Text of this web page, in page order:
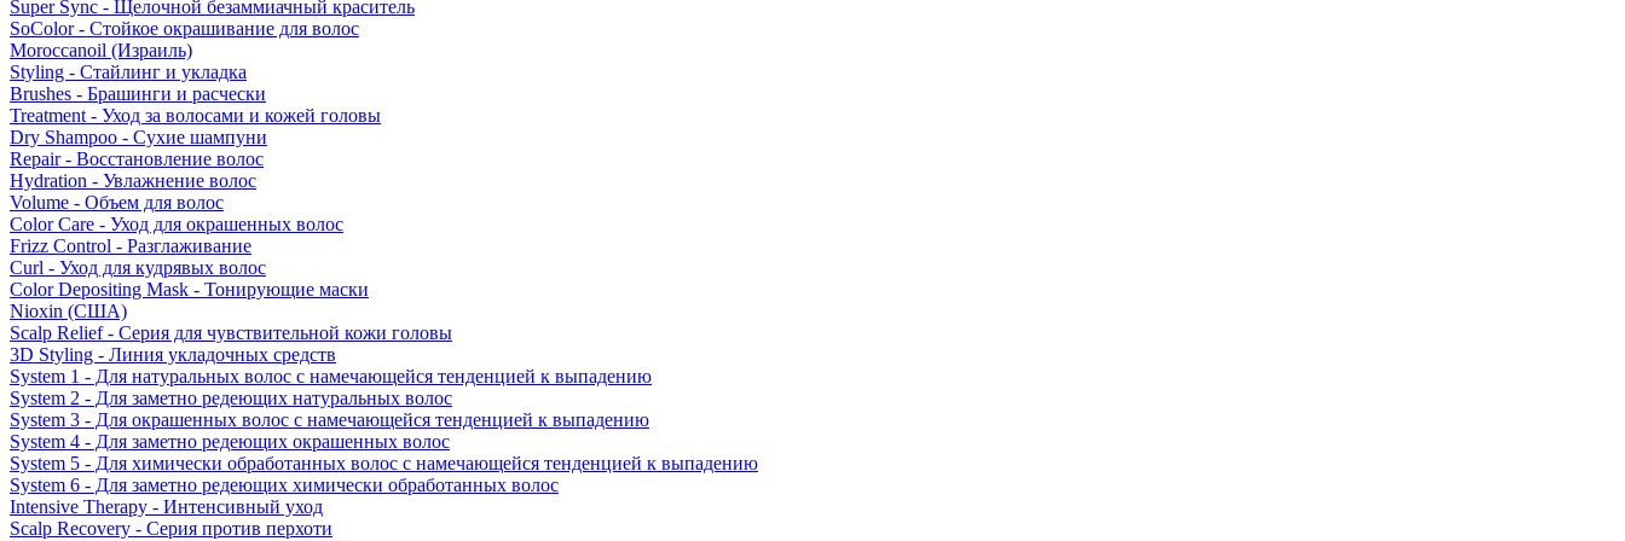
Super Sync - Щелочной безаммиачный краситель
SoColor - Стойкое окрашивание для волос
Moroccanoil (Израиль)
Styling - Стайлинг и укладка
Brushes - Брашинги и расчески
Treatment - Уход за волосами и кожей головы
Dry Shampoo - Сухие шампуни
Repair - Восстановление волос
Hydration - Увлажнение волос
Volume - Объем для волос
Color Care - Уход для окрашенных волос
Frizz Control - Разглаживание
Curl - Уход для кудрявых волос
Color Depositing Mask - Тонирующие маски
Nioxin (США)
Scalp Relief - Серия для чувствительной кожи головы
3D Styling - Линия укладочных средств
System 1 - Для натуральных волос с намечающейся тенденцией к выпадению
System 2 - Для заметно редеющих натуральных волос
System 3 - Для окрашенных волос с намечающейся тенденцией к выпадению
System 4 - Для заметно редеющих окрашенных волос
System 5 - Для химически обработанных волос с намечающейся тенденцией к выпадению
System 6 - Для заметно редеющих химически обработанных волос
Intensive Therapy - Интенсивный уход
Scalp Recovery - Серия против перхоти